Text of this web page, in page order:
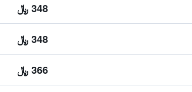
348 ﷼
348 ﷼
366 ﷼